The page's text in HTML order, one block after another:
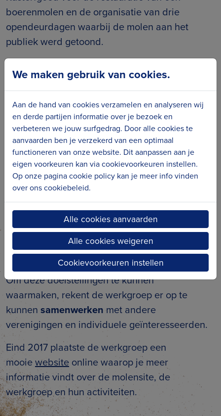
boerenmolen en de organisatie van drie
opendeurdagen waarbij de molen aan het
publiek werd getoond.
molen en de maalderij niet louter als
eenindustrieel-archeologischeobjecten te
beschouwen maar ze in te bedden in de
ruimererurale geschiedenis van het dorp
Leffingeen de regio. Vandaar dat de
werkgroep hoopt in de toekomst ook werk te
maken van het verzamelen vanhistorische
documentatie en getuigenissenover de
werkten. Ook deagrarische geschiedenisen
deze van deambachtenworden hierin
meegenomen, voor zover ze een link hebben
met het dorp of de molen.
Om deze doelstellingen te kunnen
waarmaken, rekent de werkgroep er op te
kunnen samenwerkenmet andere
verenigingen en individuele geïnteresseerden.
Eind 2017 plaatste de werkgroep een
mooiewebsite online waarop je meer
informatie vindt over de molensite, de
werkgroep en hun activiteiten.
We maken gebruik van cookies.
Aan de hand van cookies verzamelen en analyseren wij
en derde partijen informatie over je bezoek en
verbeteren we jouw surfgedrag. Door alle cookies te
aanvaarden ben je verzekerd van een optimaal
functioneren van onze website. Dit aanpassen aan je
eigen voorkeuren kan via cookievoorkeuren instellen.
Op onze pagina cookie policy kan je meer info vinden
over ons cookiebeleid.
Alle cookies aanvaarden
Alle cookies weigeren
Cookievoorkeuren instellen